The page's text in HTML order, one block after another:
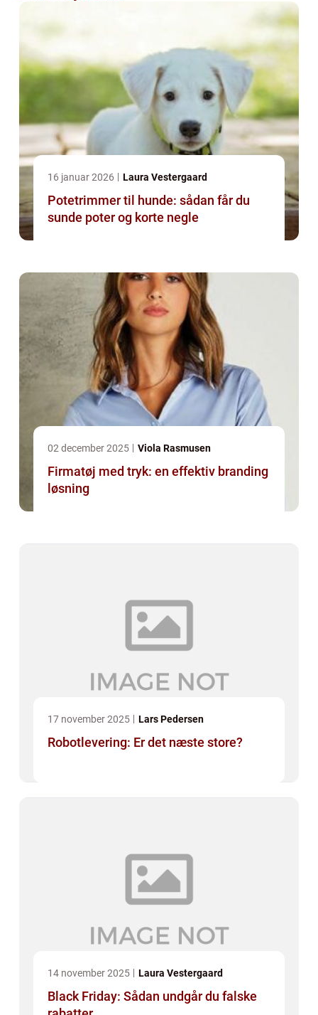
16 januar 2026 Laura Vestergaard
Potetrimmer til hunde: sådan får du
sunde poter og korte negle
02 december 2025 Viola Rasmusen
Firmatøj med tryk: en effektiv branding
løsning
17 november 2025 Lars Pedersen
Robotlevering: Er det næste store?
14 november 2025 Laura Vestergaard
Black Friday: Sådan undgår du falske